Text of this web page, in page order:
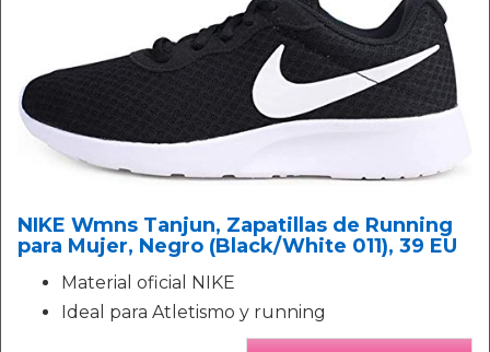
NIKE Wmns Tanjun, Zapatillas de Running
para Mujer, Negro (Black/White 011), 39 EU
Material oficial NIKE
Ideal para Atletismo y running